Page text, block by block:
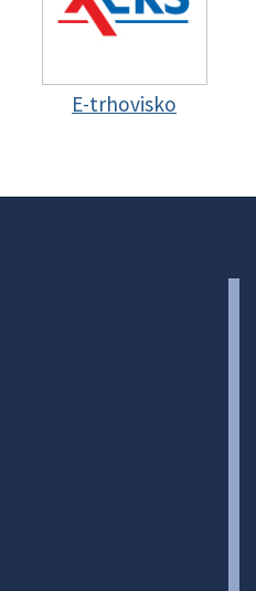
E-trhovisko